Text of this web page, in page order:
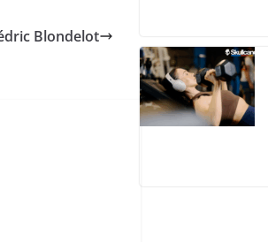
Blondelot